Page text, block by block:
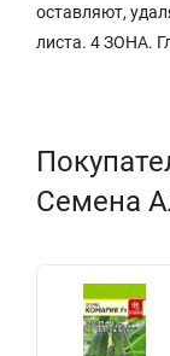
оставляют,
листа. 4 ЗОНА.
Семена